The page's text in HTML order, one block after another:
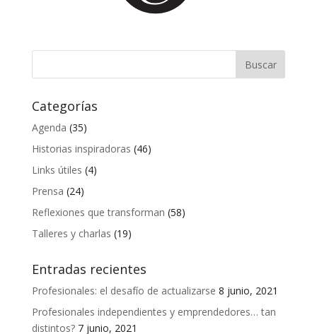
Categorías
Agenda (35)
Historias inspiradoras (46)
Links útiles (4)
Prensa (24)
Reflexiones que transforman (58)
Talleres y charlas (19)
Entradas recientes
Profesionales: el desafío de actualizarse 8 junio, 2021
Profesionales independientes y emprendedores… tan
distintos? 7 junio, 2021